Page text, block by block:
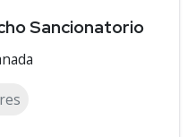
Sancionatorio